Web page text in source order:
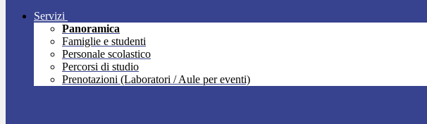
Servizi
Panoramica
Famiglie e studenti
Personale scolastico
Percorsi di studio
Prenotazioni (Laboratori / Aule per eventi)